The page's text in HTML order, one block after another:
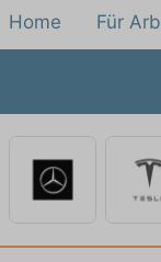
Home Für